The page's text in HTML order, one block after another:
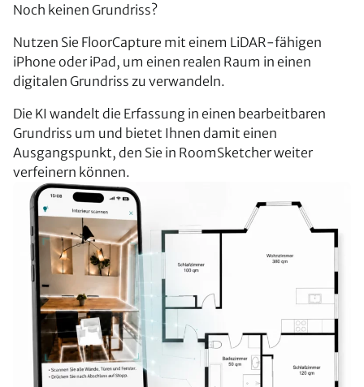
Noch keinen Grundriss?
Nutzen Sie FloorCapture mit einem LiDAR-fähigen
iPhone oder iPad, um einen realen Raum in einen
digitalen Grundriss zu verwandeln.
Die KI wandelt die Erfassung in einen bearbeitbaren
Grundriss um und bietet Ihnen damit einen
Ausgangspunkt, den Sie in RoomSketcher weiter
verfeinern können.